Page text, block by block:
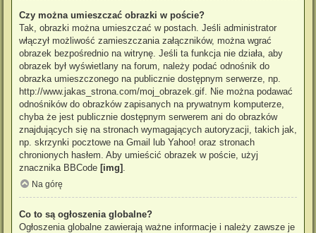
Czy można umieszczać obrazki w poście?
Tak, obrazki można umieszczać w postach. Jeśli administrator
włączył możliwość zamieszczania załączników, można wgrać
obrazek bezpośrednio na witrynę. Jeśli ta funkcja nie działa, aby
obrazek był wyświetlany na forum, należy podać odnośnik do
obrazka umieszczonego na publicznie dostępnym serwerze, np.
http://www.jakas_strona.com/moj_obrazek.gif. Nie można podawać
odnośników do obrazków zapisanych na prywatnym komputerze,
chyba że jest publicznie dostępnym serwerem ani do obrazków
znajdujących się na stronach wymagających autoryzacji, takich jak,
np. skrzynki pocztowe na Gmail lub Yahoo! oraz stronach
chronionych hasłem. Aby umieścić obrazek w poście, użyj
znacznika BBCode [img]
Na górę
Co to są ogłoszenia globalne?
Ogłoszenia globalne zawierają ważne informacje i należy zawsze je